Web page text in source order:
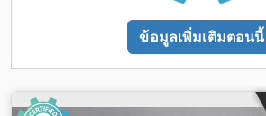
ข้อมูลเพิ่มเติมตอนนี้